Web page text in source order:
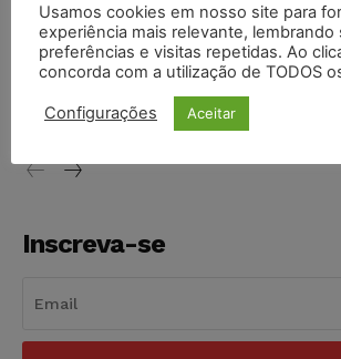
NOTÍCIAS 06/08/2026
STF inicia julgamento sobre
proibição dos jogos de azar no Brasil
NOTÍCIAS 06/08/2026
Inscreva-se
Usamos cookies em nosso site para
experiência mais relevante, lembrando
preferências e visitas repetidas. Ao
concorda com a utilização de TODOS
Configurações Aceitar